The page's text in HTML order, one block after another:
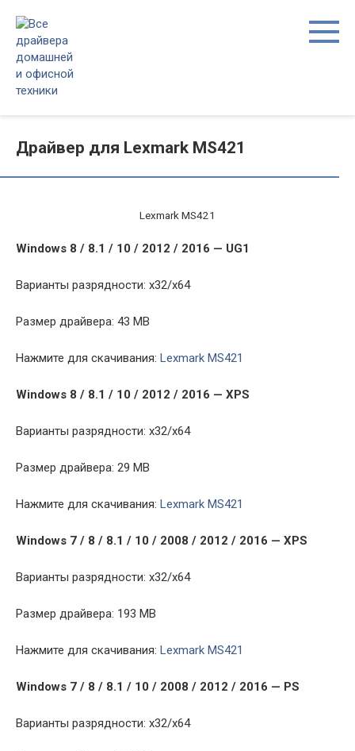
контенту
Драйвер для Lexmark MS421
Lexmark MS421
Windows 8 / 8.1 / 10 / 2012 / 2016 — UG1
Варианты разрядности: x32/x64
Размер драйвера: 43 MB
Нажмите для скачивания: Lexmark MS421
Windows 8 / 8.1 / 10 / 2012 / 2016 — XPS
Варианты разрядности: x32/x64
Размер драйвера: 29 MB
Нажмите для скачивания: Lexmark MS421
Windows 7 / 8 / 8.1 / 10 / 2008 / 2012 / 2016 — XPS
Варианты разрядности: x32/x64
Размер драйвера: 193 MB
Нажмите для скачивания: Lexmark MS421
Windows 7 / 8 / 8.1 / 10 / 2008 / 2012 / 2016 — PS
Варианты разрядности: x32/x64